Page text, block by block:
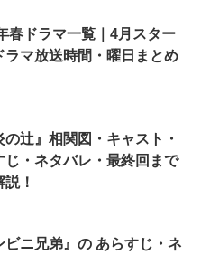
春ドラマ一覧｜4月スター
ラマ放送時間・曜日まとめ
の辻』相関図・キャスト・
じ・ネタバレ・最終回まで
！
ビニ兄弟』の あらすじ・ネ